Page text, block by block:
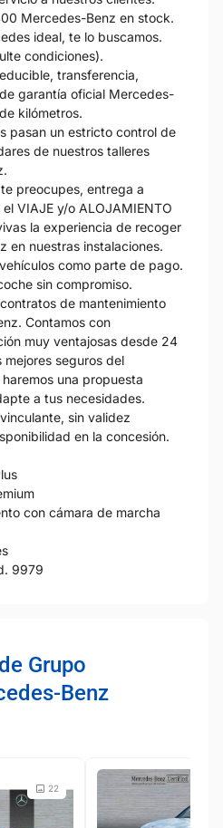
Mercedes-Benz en stock.
ideal, te lo buscamos.
condiciones).
transferencia,
garantía oficial Mercedes-
kilómetros.
pasan un estricto control de
de nuestros talleres
preocupes, entrega a
VIAJE y/o ALOJAMIENTO
la experiencia de recoger
en nuestras instalaciones.
como parte de pago.
sin compromiso.
de mantenimiento
Contamos con
muy ventajosas desde 24
mejores seguros del
una propuesta
a tus necesidades.
sin validez
en la concesión.
con cámara de marcha
9979
Grupo
Benz
22